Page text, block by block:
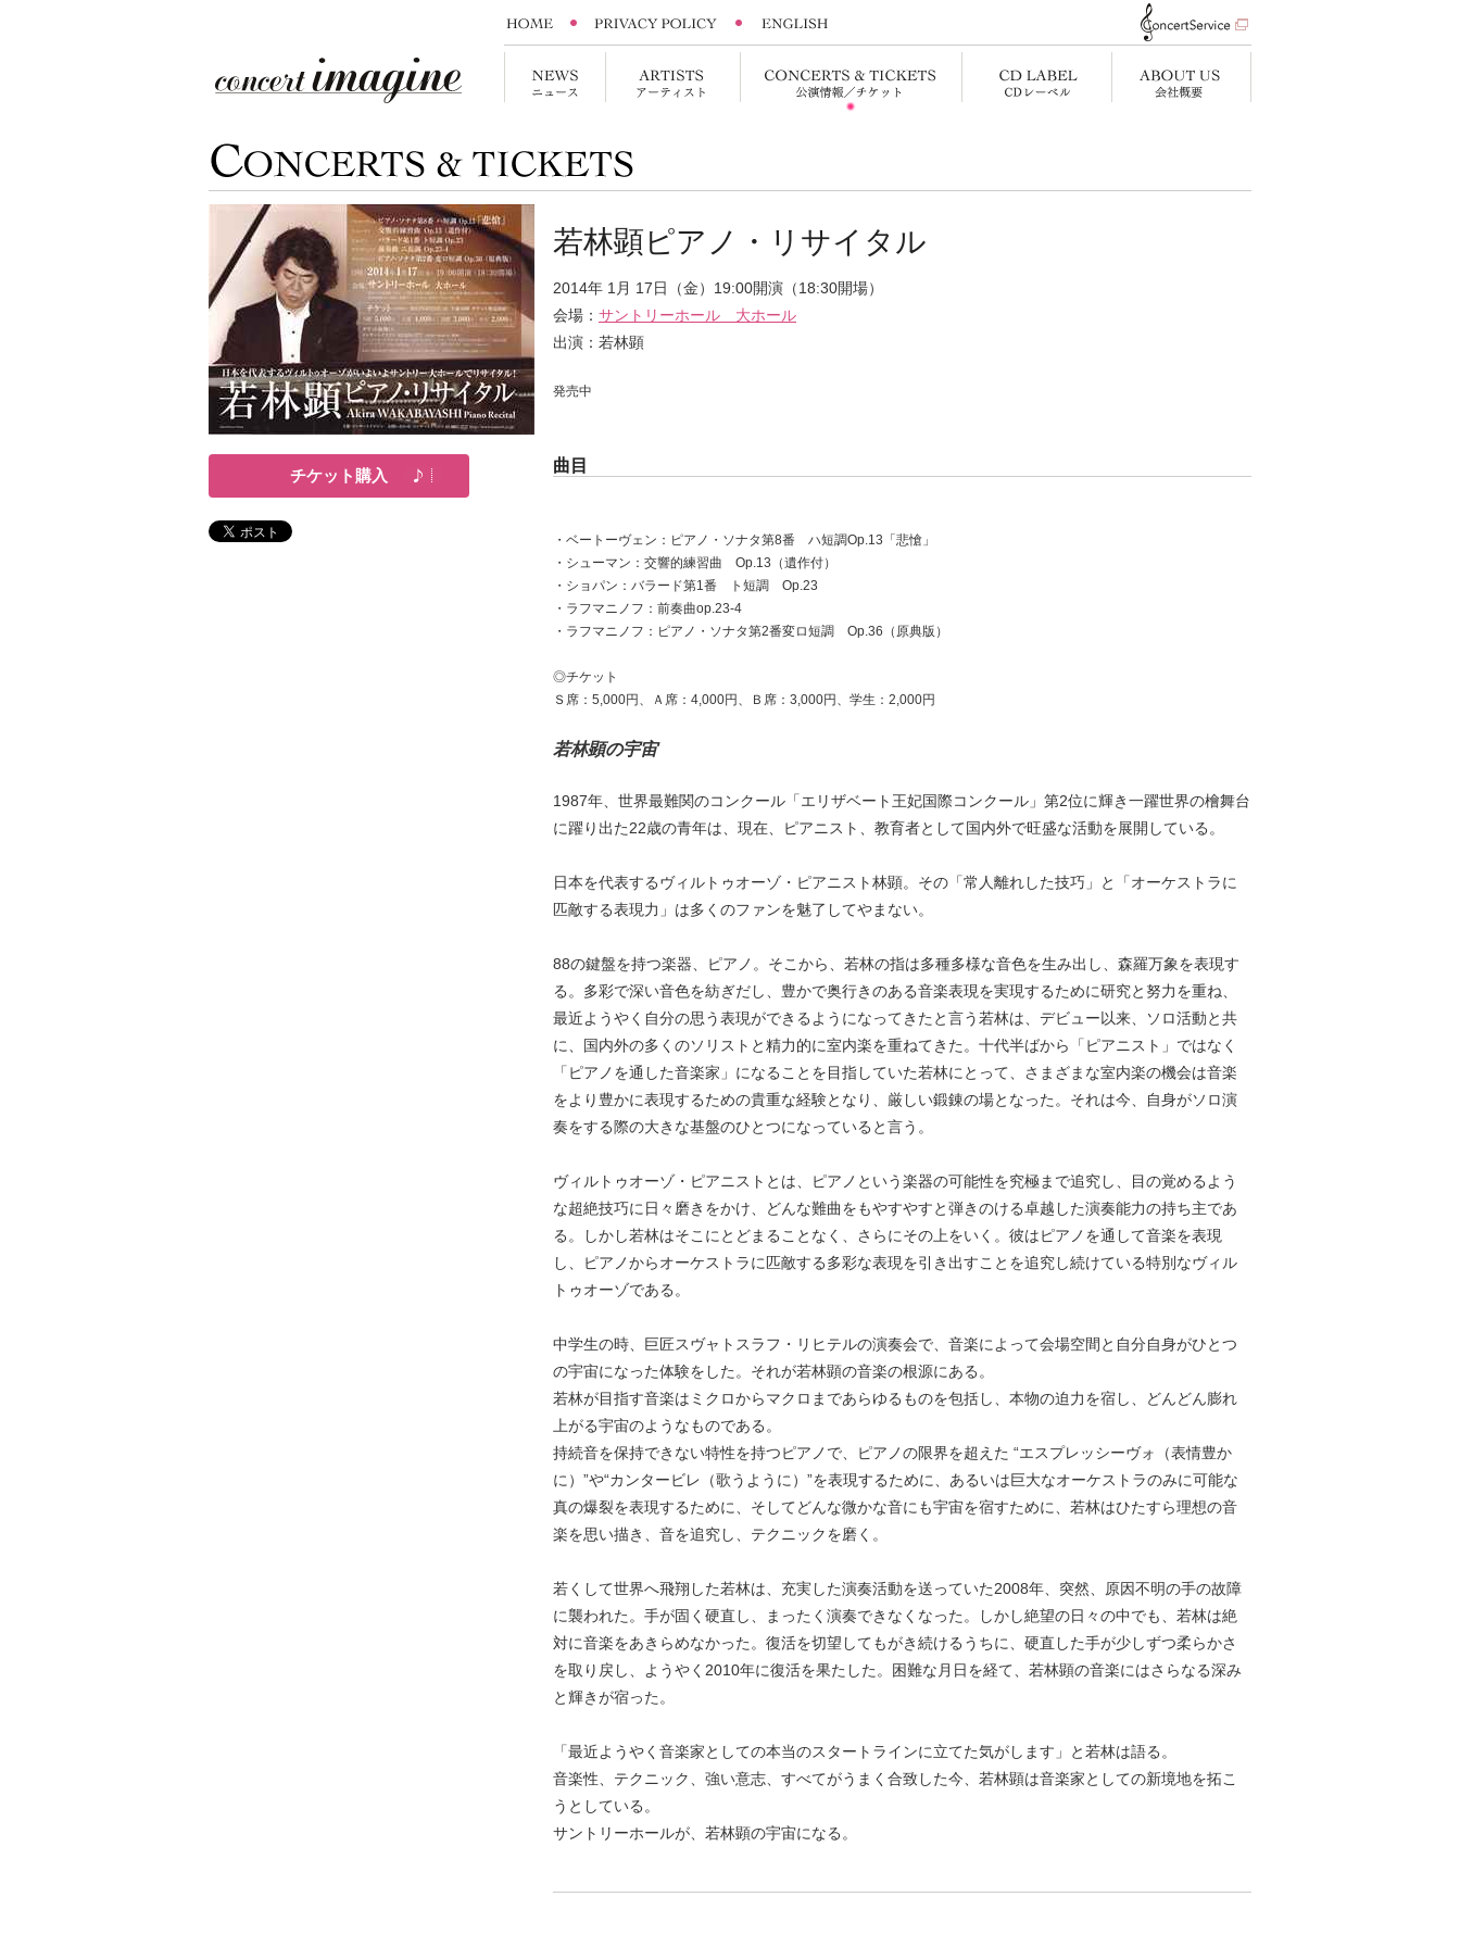
チケット購入
若林顕ピアノ・リサイタル
2014年 1月 17日（金）19:00開演（18:30開場）
会場： サントリーホール 大ホール
出演：若林顕
発売中
曲目
・ベートーヴェン：ピアノ・ソナタ第8番 ハ短調Op.13「悲愴」
・シューマン：交響的練習曲 Op.13（遺作付）
・ショパン：バラード第1番 ト短調 Op.23
・ラフマニノフ：前奏曲op.23-4
・ラフマニノフ：ピアノ・ソナタ第2番変ロ短調 Op.36（原典版）
◎チケット
Ｓ席：5,000円、Ａ席：4,000円、Ｂ席：3,000円、学生：2,000円
若林顕の宇宙
1987年、世界最難関のコンクール「エリザベート王妃国際コンクール」第2位に輝き一躍世界の檜舞台
に躍り出た22歳の青年は、現在、ピアニスト、教育者として国内外で旺盛な活動を展開している。
日本を代表するヴィルトゥオーゾ・ピアニスト林顕。その「常人離れした技巧」と「オーケストラに
匹敵する表現力」は多くのファンを魅了してやまない。
88の鍵盤を持つ楽器、ピアノ。そこから、若林の指は多種多様な音色を生み出し、森羅万象を表現す
る。多彩で深い音色を紡ぎだし、豊かで奥行きのある音楽表現を実現するために研究と努力を重ね、
最近ようやく自分の思う表現ができるようになってきたと言う若林は、デビュー以来、ソロ活動と共
に、国内外の多くのソリストと精力的に室内楽を重ねてきた。十代半ばから「ピアニスト」ではなく
「ピアノを通した音楽家」になることを目指していた若林にとって、さまざまな室内楽の機会は音楽
をより豊かに表現するための貴重な経験となり、厳しい鍛錬の場となった。それは今、自身がソロ演
奏をする際の大きな基盤のひとつになっていると言う。
ヴィルトゥオーゾ・ピアニストとは、ピアノという楽器の可能性を究極まで追究し、目の覚めるよう
な超絶技巧に日々磨きをかけ、どんな難曲をもやすやすと弾きのける卓越した演奏能力の持ち主であ
る。しかし若林はそこにとどまることなく、さらにその上をいく。彼はピアノを通して音楽を表現
し、ピアノからオーケストラに匹敵する多彩な表現を引き出すことを追究し続けている特別なヴィル
トゥオーゾである。
中学生の時、巨匠スヴャトスラフ・リヒテルの演奏会で、音楽によって会場空間と自分自身がひとつ
の宇宙になった体験をした。それが若林顕の音楽の根源にある。
若林が目指す音楽はミクロからマクロまであらゆるものを包括し、本物の迫力を宿し、どんどん膨れ
上がる宇宙のようなものである。
持続音を保持できない特性を持つピアノで、ピアノの限界を超えた “エスプレッシーヴォ（表情豊か
に）”や“カンタービレ（歌うように）”を表現するために、あるいは巨大なオーケストラのみに可能な
真の爆裂を表現するために、そしてどんな微かな音にも宇宙を宿すために、若林はひたすら理想の音
楽を思い描き、音を追究し、テクニックを磨く。
若くして世界へ飛翔した若林は、充実した演奏活動を送っていた2008年、突然、原因不明の手の故障
に襲われた。手が固く硬直し、まったく演奏できなくなった。しかし絶望の日々の中でも、若林は絶
対に音楽をあきらめなかった。復活を切望してもがき続けるうちに、硬直した手が少しずつ柔らかさ
を取り戻し、ようやく2010年に復活を果たした。困難な月日を経て、若林顕の音楽にはさらなる深み
と輝きが宿った。
「最近ようやく音楽家としての本当のスタートラインに立てた気がします」と若林は語る。
音楽性、テクニック、強い意志、すべてがうまく合致した今、若林顕は音楽家としての新境地を拓こ
うとしている。
サントリーホールが、若林顕の宇宙になる。